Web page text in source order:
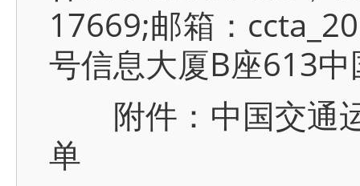
17669;邮箱：
号信息大厦B座613
附件：中国交通运
单